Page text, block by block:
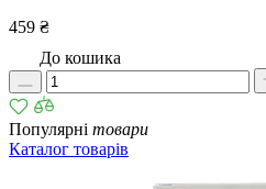
459 ₴
До кошика
Популярні товари
Каталог товарів